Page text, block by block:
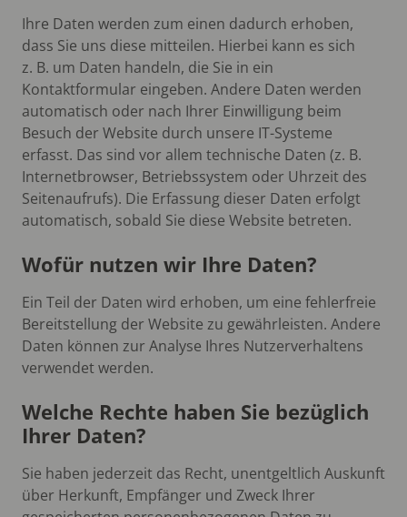
Ihre Daten werden zum einen dadurch erhoben,
dass Sie uns diese mitteilen. Hierbei kann es sich
z. B. um Daten handeln, die Sie in ein
Kontaktformular eingeben. Andere Daten werden
automatisch oder nach Ihrer Einwilligung beim
Besuch der Website durch unsere IT-Systeme
erfasst. Das sind vor allem technische Daten (z. B.
Internetbrowser, Betriebssystem oder Uhrzeit des
Seitenaufrufs). Die Erfassung dieser Daten erfolgt
automatisch, sobald Sie diese Website betreten.
Wofür nutzen wir Ihre Daten?
Ein Teil der Daten wird erhoben, um eine fehlerfreie
Bereitstellung der Website zu gewährleisten. Andere
Daten können zur Analyse Ihres Nutzerverhaltens
verwendet werden.
Welche Rechte haben Sie bezüglich
Ihrer Daten?
Sie haben jederzeit das Recht, unentgeltlich Auskunft
über Herkunft, Empfänger und Zweck Ihrer